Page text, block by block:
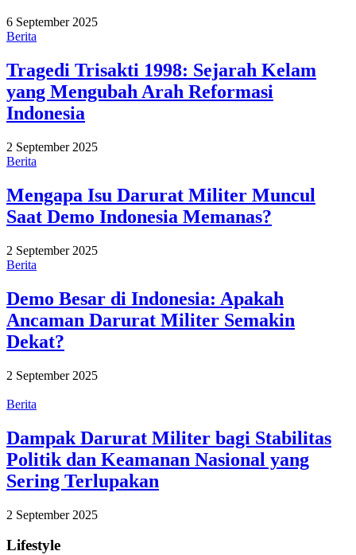
6 September 2025
Berita
Tragedi Trisakti 1998: Sejarah Kelam
yang Mengubah Arah Reformasi
Indonesia
2 September 2025
Berita
Mengapa Isu Darurat Militer Muncul
Saat Demo Indonesia Memanas?
2 September 2025
Berita
Demo Besar di Indonesia: Apakah
Ancaman Darurat Militer Semakin
Dekat?
2 September 2025
Berita
Dampak Darurat Militer bagi Stabilitas
Politik dan Keamanan Nasional yang
Sering Terlupakan
2 September 2025
Lifestyle